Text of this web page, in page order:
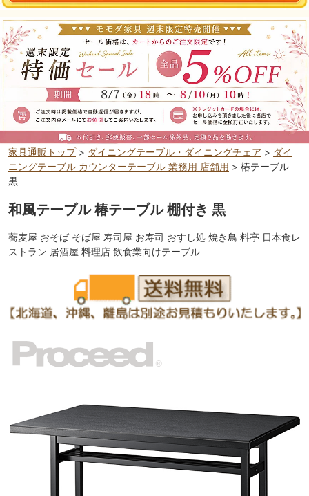
家具通販トップ> ダイニングテーブル・ダイニングチェア > ダイ
ニングテーブル カウンターテーブル 業務用 店舗用 > 椿テーブル
黒
和風テーブル 椿テーブル 棚付き 黒
蕎麦屋 おそば そば屋 寿司屋 お寿司 おすし処 焼き鳥 料亭 日本食レ
ストラン 居酒屋 料理店 飲食業向けテーブル